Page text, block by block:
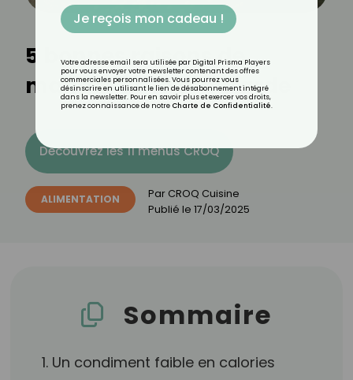
5 bonnes raisons de
manger de la moutarde
Découvrez les 11 menus CROQ
ALIMENTATION Par CROQ Cuisine
Publié le 17/03/2025
Sommaire
1. Un condiment faible en calories
Je reçois mon cadeau !
Votre adresse email sera utilisée par Digital Prisma Players
pour vous envoyer votre newsletter contenant des offres
commerciales personnalisées. Vous pourrez vous
désinscrire en utilisant le lien de désabonnement intégré
dans la newsletter. Pour en savoir plus et exercer vos droits,
prenez connaissance de notre Charte de Confidentialité.